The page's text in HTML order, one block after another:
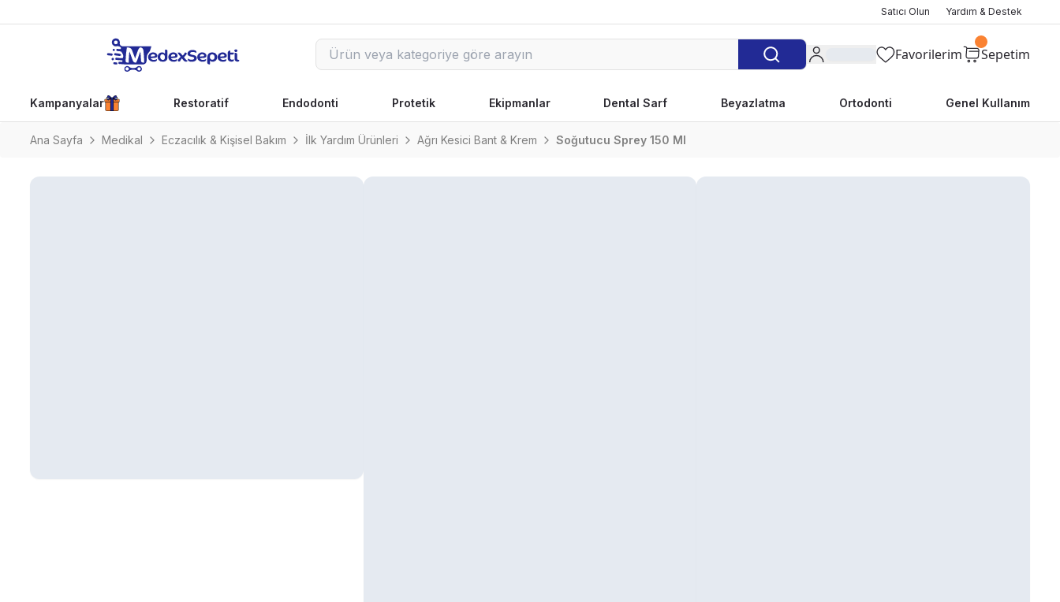
Satıcı Olun Yardım & Destek
Favorilerim Sepetim
Kampanyalar Restoratif Endodonti Protetik Ekipmanlar Dental Sarf Beyazlatma Ortodonti Genel Kullanım
Ana Sayfa Medikal Eczacılık & Kişisel Bakım İlk Yardım Ürünleri Ağrı Kesici Bant & Krem Soğutucu Sprey 150 Ml